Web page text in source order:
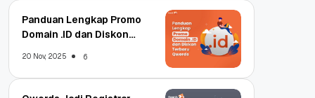
Panduan Lengkap Promo
Domain .ID dan Diskon
20 Nov, 2025 6